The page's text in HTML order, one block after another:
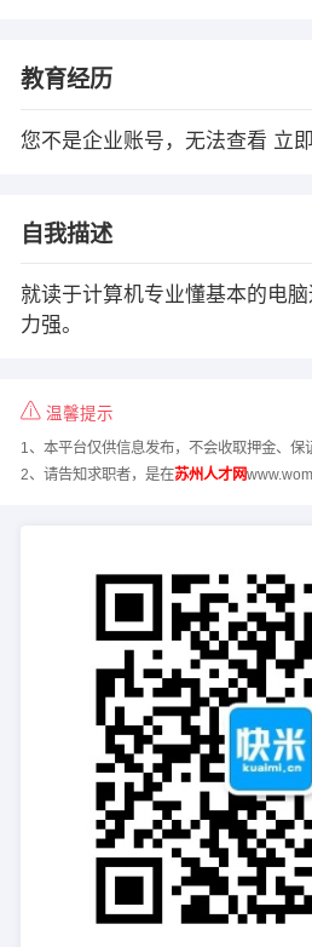
教育经历
您不是企业账号，无法查看 立
自我描述
就读于计算机专业懂基本的电
力强。
温馨提示
1、本平台仅供信息发布，不会收取押金、保
2、请告知求职者，是在苏州人才网